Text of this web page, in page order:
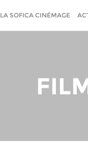
LA SOFICA CINÉMAGE